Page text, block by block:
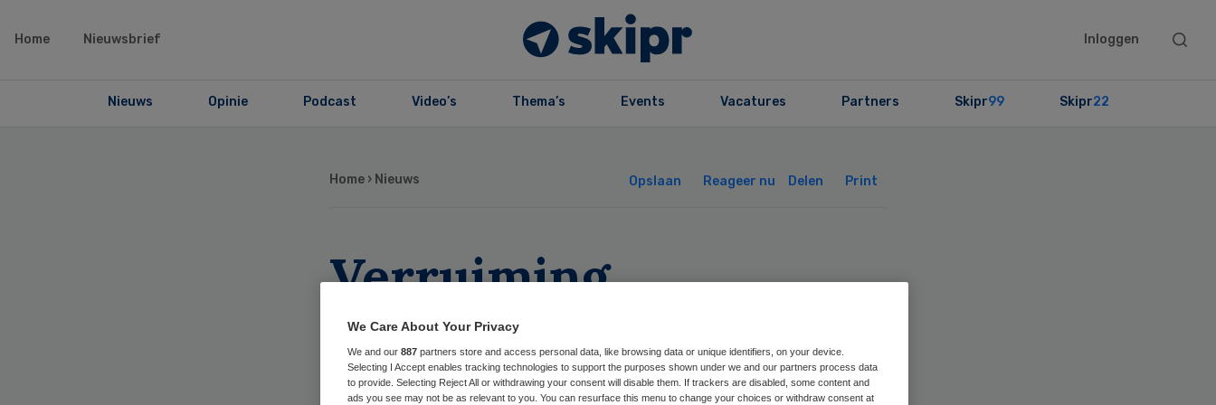
Home Nieuwsbrief Inloggen
Search
Nieuws Opinie Podcast Video’s Thema’s Events Vacatures Partners Skipr99 Skipr22
Home › Nieuws Opslaan Reageer nu Delen Print
Verruiming
huisartsconsult drukt
zorgkosten
We Care About Your Privacy
We and our 887 partners store and access personal data, like browsing data or unique identifiers, on your device.
Selecting I Accept enables tracking technologies to support the purposes shown under we and our partners process data
to provide. Selecting Reject All or withdrawing your consent will disable them. If trackers are disabled, some content and
ads you see may not be as relevant to you. You can resurface this menu to change your choices or withdraw consent at